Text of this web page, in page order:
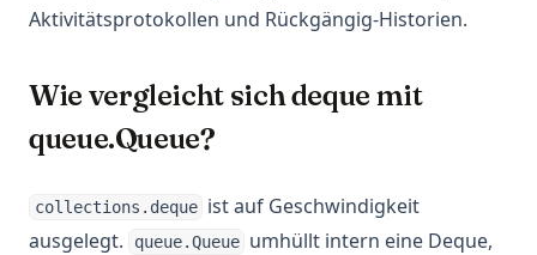
Aktivitätsprotokollen und Rückgängig-Historien.
Wie vergleicht sich deque mit
queue.Queue?
collections.deque ist auf Geschwindigkeit
ausgelegt.
queue.Queue umhüllt intern eine Deque,